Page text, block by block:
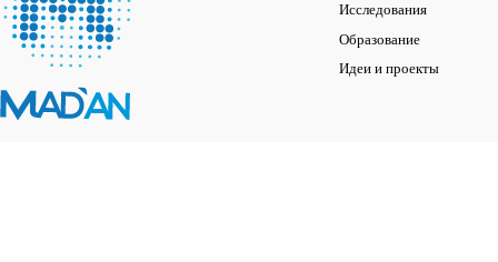
Исследования
Образование
Идеи и проекты